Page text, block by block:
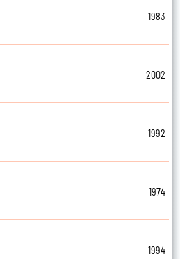
1983
2002
1992
1974
1994